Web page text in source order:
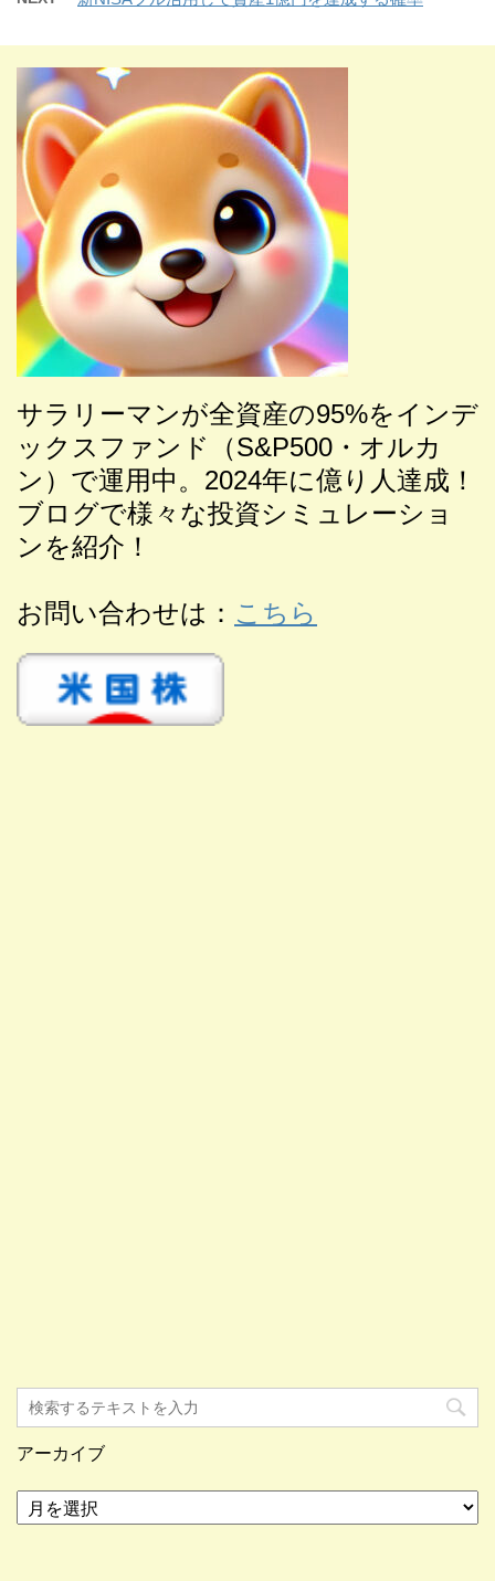
サラリーマンが全資産の95%をインデ
ックスファンド（S&P500・オルカ
ン）で運用中。2024年に億り人達成！
ブログで様々な投資シミュレーショ
ンを紹介！
お問い合わせは： こちら
アーカイブ
ア
ー